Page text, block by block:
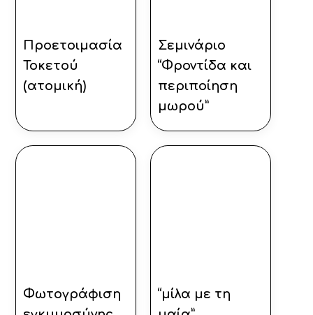
Προετοιμασία
Τοκετού
(ατομική)
Σεμινάριο
“Φροντίδα και
περιποίηση
μωρού”
Φωτογράφιση
“μίλα με τη